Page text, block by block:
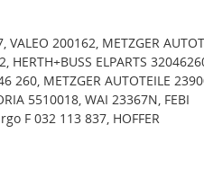
200162, METZGER
ELPARTS
260, METZGER AUTOTEILE
5510018, WAI 23367N, FEBI
F 032 113 837, HOFFER